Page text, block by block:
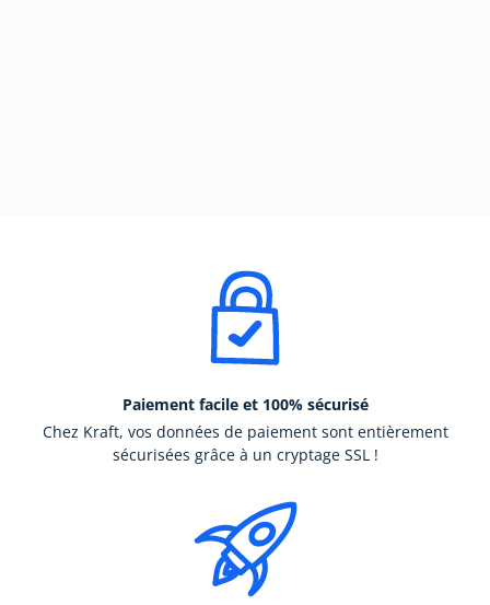
Paiement facile et 100% sécurisé
Chez Kraft, vos données de paiement sont entièrement
sécurisées grâce à un cryptage SSL !